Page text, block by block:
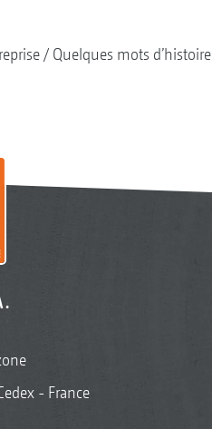
Quelques mots d’histoire
- France